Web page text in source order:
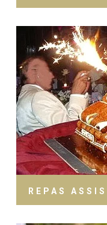
REPAS ASSIS